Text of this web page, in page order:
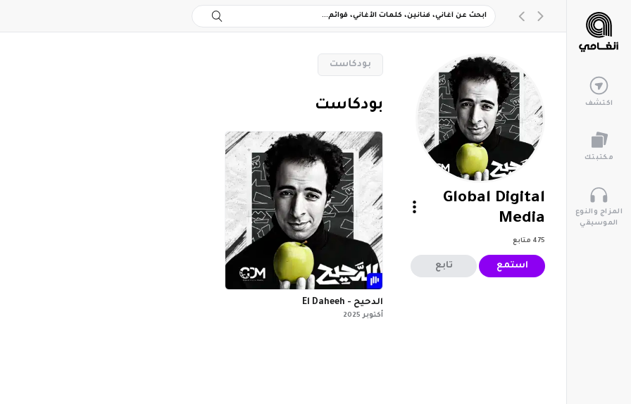
اكتشف
مكتبتك
المزاج والنوع
الموسيقي
Global Digital
Media
475 متابع
استمع تابع
‏بودكاست
‏بودكاست
El Daheeh - الدحيح
أكتوبر 2025